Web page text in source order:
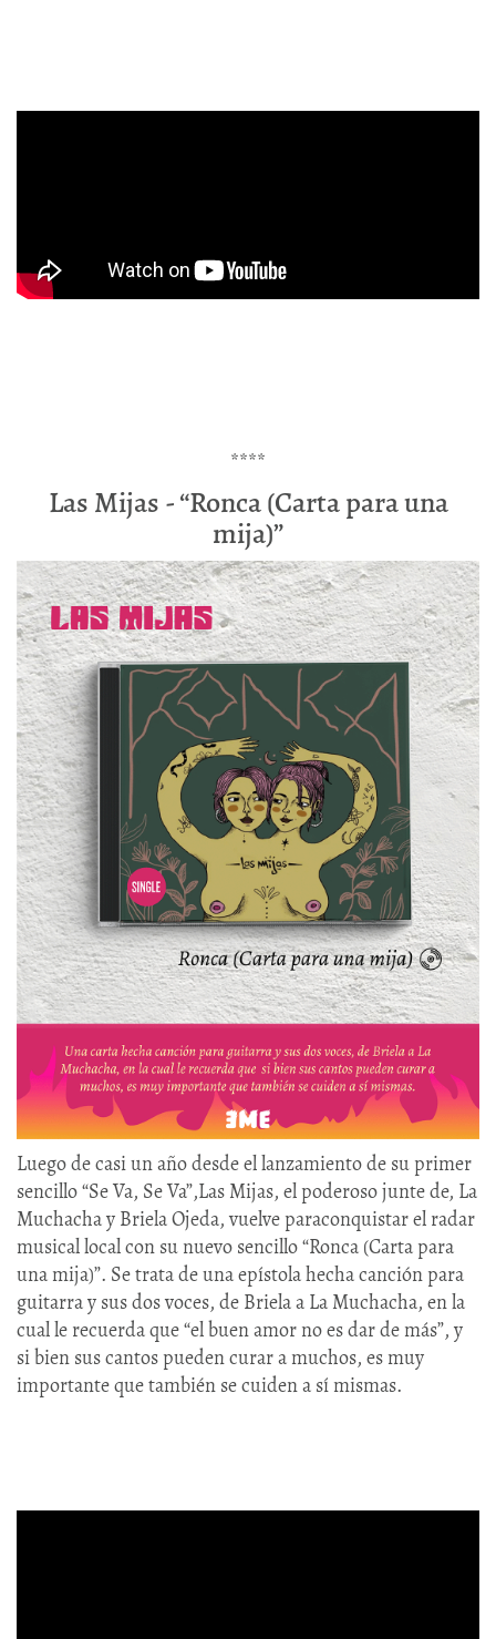
****
Las Mijas - “Ronca (Carta para una
mija)”
Luego de casi un año desde el lanzamiento de su primer
sencillo “Se Va, Se Va”,Las Mijas, el poderoso junte de, La
Muchacha y Briela Ojeda, vuelve paraconquistar el radar
musical local con su nuevo sencillo “Ronca (Carta para
una mija)”. Se trata de una epístola hecha canción para
guitarra y sus dos voces, de Briela a La Muchacha, en la
cual le recuerda que “el buen amor no es dar de más”, y
si bien sus cantos pueden curar a muchos, es muy
importante que también se cuiden a sí mismas.